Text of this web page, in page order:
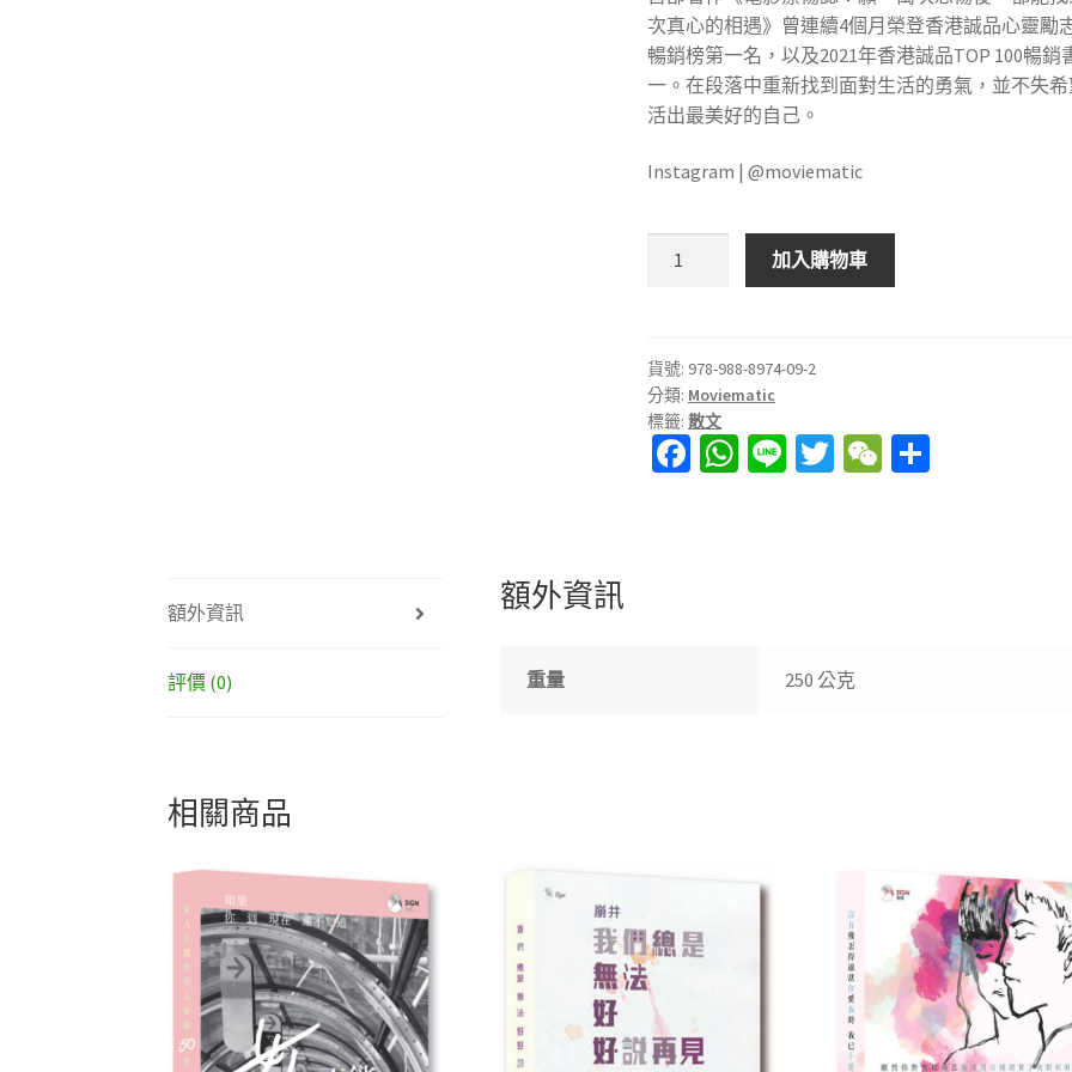
次真心的相遇》曾連續4個月榮登香港誠品心靈勵
暢銷榜第一名，以及2021年香港誠品TOP 100暢銷
一。在段落中重新找到面對生活的勇氣，並不失
活出最美好的自己。
Instagram | @moviematic
厭
我
們
的
量
加入購物車
貨號: 978-988-8974-09-2
分類: Moviematic
標籤:散文
Fa W Li T
W
額外資訊
評價 (0)
額外資訊
重量 250 公克
相關商品